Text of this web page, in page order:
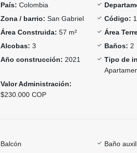
País: Colombia
Zona / barrio: San Gabriel Código:
Área Construida: 57 m² Área
Alcobas: 3 Baños: 2
Año construcción: 2021
Tipo de
Valor Administración:
$230.000 COP
Balcón Baño